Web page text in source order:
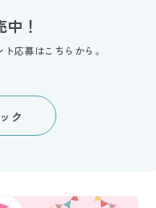
！
応募はこちらから。
ク